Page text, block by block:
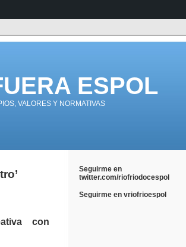
ESPOL
VALORES Y NORMATIVAS
con
Seguirme en
twitter.com/riofriodocespol
Seguirme en vriofrioespol